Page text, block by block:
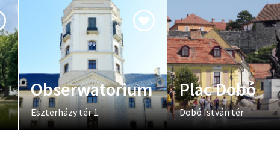
Obserwatorium
Eszterházy tér 1.
Plac Dobó
Dobó István tér